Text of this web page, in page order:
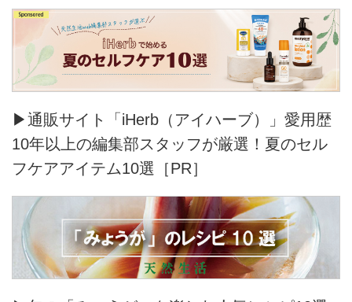
▶通販サイト「iHerb（アイハーブ）」愛用歴
10年以上の編集部スタッフが厳選！夏のセル
フケアアイテム10選［PR］